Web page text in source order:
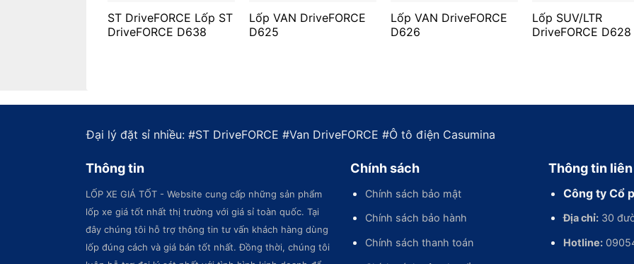
ST DriveFORCE Lốp ST
DriveFORCE D638
Lốp VAN DriveFORCE
D625
Lốp VAN DriveFORCE
D626
Lốp SUV/LTR
DriveFORCE D628
Đại lý đặt sỉ nhiều: #ST DriveFORCE #Van DriveFORCE #Ô tô điện Casumina
Thông tin
LỐP XE GIÁ TỐT - Website cung cấp những sản phẩm
lốp xe giá tốt nhất thị trường với giá sỉ toàn quốc. Tại
đây chúng tôi hỗ trợ thông tin tư vấn khách hàng dùng
lốp đúng cách và giá bán tốt nhất. Đồng thời, chúng tôi
Chính sách
Chính sách bảo mật
Chính sách bảo hành
Chính sách thanh toán
Thông tin
Công ty Cổ
Địa chỉ: 30
Hotline: